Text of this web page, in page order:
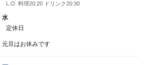
L.O. 料理20:20 ドリンク20:30
水
定休日
元旦はお休みです